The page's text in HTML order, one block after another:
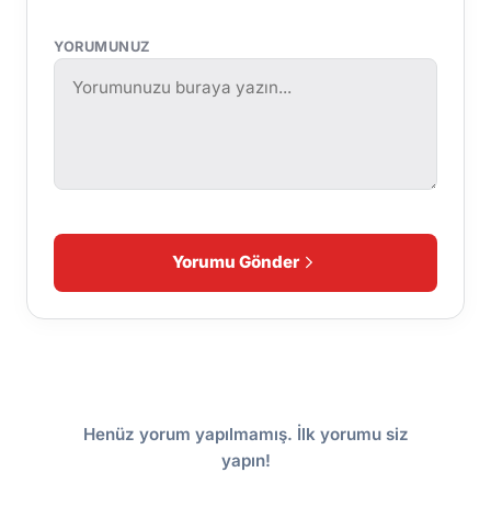
YORUMUNUZ
Yorumu Gönder
Henüz yorum yapılmamış. İlk yorumu siz
yapın!